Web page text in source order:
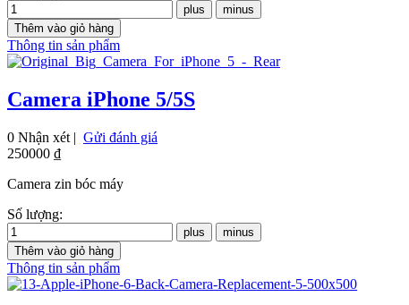
Thông tin sản phẩm
Camera iPhone 5/5S
0 Nhận xét | Gửi đánh giá
250000 ₫
Camera zin bóc máy
Số lượng:
Thông tin sản phẩm